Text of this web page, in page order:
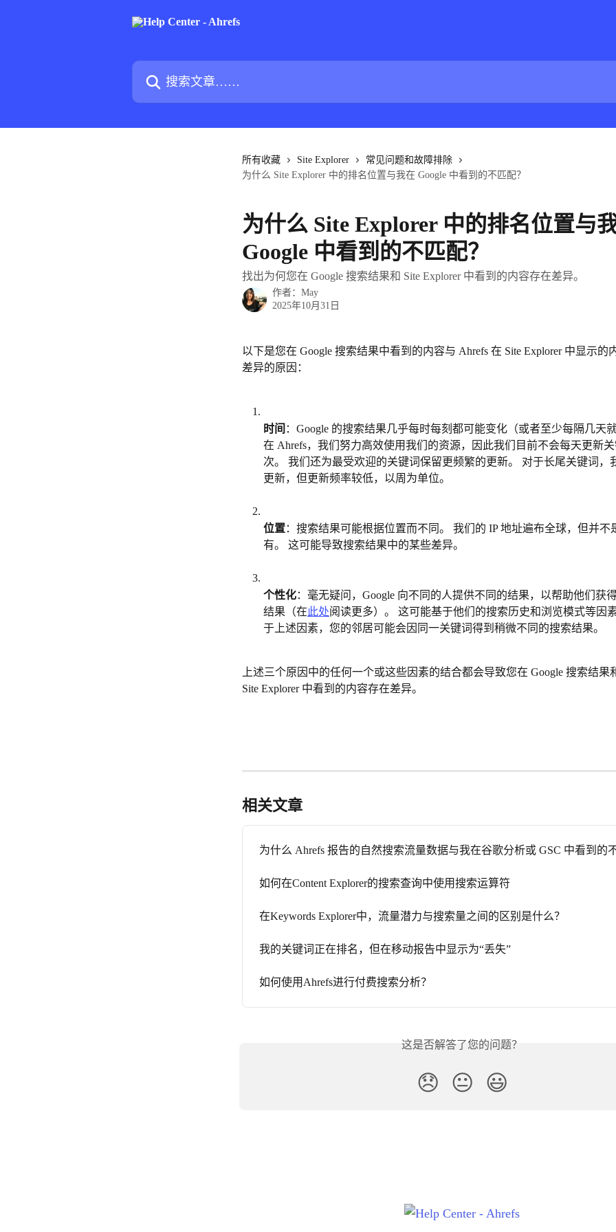
搜索文章……
所有收藏 Site Explorer
常见问题和故障排除
为什么 Site Explorer 中的排名位置与我在 Google 中看到的不匹配？
为什么 Site Explorer 中的排名位置与
Google 中看到的不匹配？
找出为何您在 Google 搜索结果和 Site Explorer 中看到的内容存在差异。
作者： May
2025年10月31日
以下是您在 Google 搜索结果中看到的内容与 Ahrefs 在 Site Explorer 中显示的
差异的原因：
时间 ：Google 的搜索结果几乎每时每刻都可能变化（或者至少每隔几天
在 Ahrefs，我们努力高效使用我们的资源，因此我们目前不会每天更新
次。 我们还为最受欢迎的关键词保留更频繁的更新。 对于长尾关键词，
更新，但更新频率较低，以周为单位。
位置：搜索结果可能根据位置而不同。 我们的 IP 地址遍布全球，但并不
有。 这可能导致搜索结果中的某些差异。
个性化：毫无疑问，Google 向不同的人提供不同的结果，以帮助他们获
结果（在此处阅读更多）。 这可能基于他们的搜索历史和浏览模式等因
于上述因素，您的邻居可能会因同一关键词得到稍微不同的搜索结果。
上述三个原因中的任何一个或这些因素的结合都会导致您在 Google 搜索结果
Site Explorer 中看到的内容存在差异。
相关文章
为什么 Ahrefs 报告的自然搜索流量数据与我在谷歌分析或 GSC 中看到的
如何在Content Explorer的搜索查询中使用搜索运算符
在Keywords Explorer中，流量潜力与搜索量之间的区别是什么？
我的关键词正在排名，但在移动报告中显示为“丢失”
如何使用Ahrefs进行付费搜索分析？
这是否解答了您的问题？
😞 😐 😃